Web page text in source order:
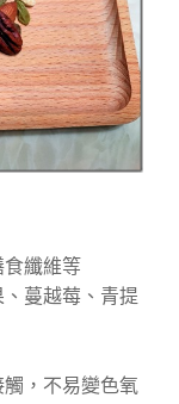
纖維等
蔓越莓、青提
，不易變色氧